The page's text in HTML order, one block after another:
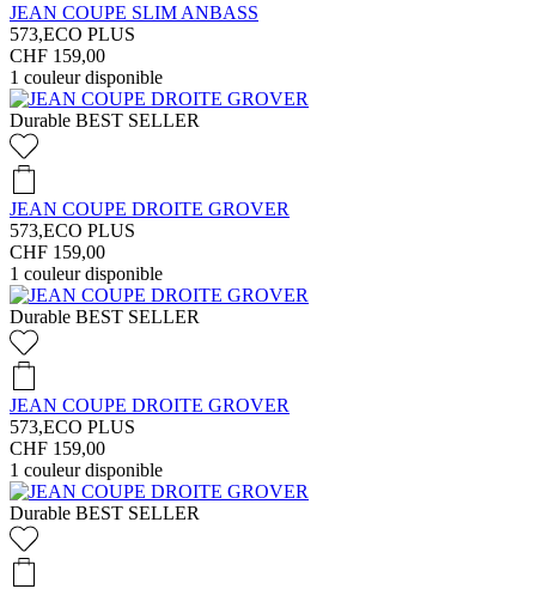
JEAN COUPE SLIM ANBASS
573,ECO PLUS
CHF 159,00
1 couleur disponible
Durable BEST SELLER
JEAN COUPE DROITE GROVER
573,ECO PLUS
CHF 159,00
1 couleur disponible
Durable BEST SELLER
JEAN COUPE DROITE GROVER
573,ECO PLUS
CHF 159,00
1 couleur disponible
Durable BEST SELLER